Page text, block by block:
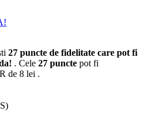
27 puncte de fidelitate care pot fi
. Cele 27 puncte pot fi
de 8 lei .